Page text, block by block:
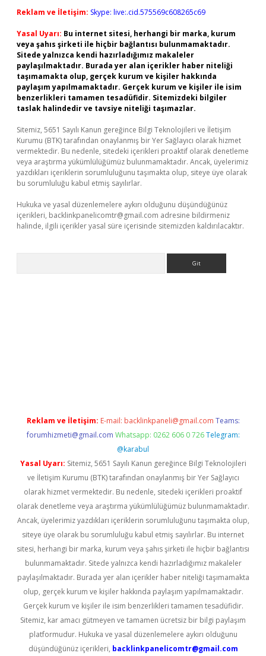
Reklam ve İletişim: Skype: live:.cid.575569c608265c69
Yasal Uyarı: Bu internet sitesi, herhangi bir marka, kurum
veya şahıs şirketi ile hiçbir bağlantısı bulunmamaktadır.
Sitede yalnızca kendi hazırladığımız makaleler
paylaşılmaktadır. Burada yer alan içerikler haber niteliği
taşımamakta olup, gerçek kurum ve kişiler hakkında
paylaşım yapılmamaktadır. Gerçek kurum ve kişiler ile isim
benzerlikleri tamamen tesadüfidir. Sitemizdeki bilgiler
taslak halindedir ve tavsiye niteliği taşımazlar.
Sitemiz, 5651 Sayılı Kanun gereğince Bilgi Teknolojileri ve İletişim
Kurumu (BTK) tarafından onaylanmış bir Yer Sağlayıcı olarak hizmet
vermektedir. Bu nedenle, sitedeki içerikleri proaktif olarak denetleme
veya araştırma yükümlülüğümüz bulunmamaktadır. Ancak, üyelerimiz
yazdıkları içeriklerin sorumluluğunu taşımakta olup, siteye üye olarak
bu sorumluluğu kabul etmiş sayılırlar.
Hukuka ve yasal düzenlemelere aykırı olduğunu düşündüğünüz
içerikleri, backlinkpanelicomtr@gmail.com adresine bildirmeniz
halinde, ilgili içerikler yasal süre içerisinde sitemizden kaldırılacaktır.
Reklam ve İletişim: E-mail: backlinkpaneli@gmail.com Teams:
forumhizmeti@gmail.com Whatsapp: 0262 606 0 726 Telegram:
@karabul
Yasal Uyarı: Sitemiz, 5651 Sayılı Kanun gereğince Bilgi Teknolojileri
ve İletişim Kurumu (BTK) tarafından onaylanmış bir Yer Sağlayıcı
olarak hizmet vermektedir. Bu nedenle, sitedeki içerikleri proaktif
olarak denetleme veya araştırma yükümlülüğümüz bulunmamaktadır.
Ancak, üyelerimiz yazdıkları içeriklerin sorumluluğunu taşımakta olup,
siteye üye olarak bu sorumluluğu kabul etmiş sayılırlar. Bu internet
sitesi, herhangi bir marka, kurum veya şahıs şirketi ile hiçbir bağlantısı
bulunmamaktadır. Sitede yalnızca kendi hazırladığımız makaleler
paylaşılmaktadır. Burada yer alan içerikler haber niteliği taşımamakta
olup, gerçek kurum ve kişiler hakkında paylaşım yapılmamaktadır.
Gerçek kurum ve kişiler ile isim benzerlikleri tamamen tesadüfidir.
Sitemiz, kar amacı gütmeyen ve tamamen ücretsiz bir bilgi paylaşım
platformudur. Hukuka ve yasal düzenlemelere aykırı olduğunu
düşündüğünüz içerikleri, backlinkpanelicomtr@gmail.com